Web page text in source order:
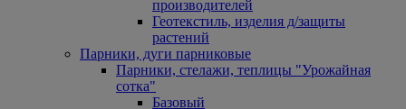
производителей
Геотекстиль, изделия д/защиты
растений
Парники, дуги парниковые
Парники, стелажи, теплицы "Урожайная
сотка"
Базовый